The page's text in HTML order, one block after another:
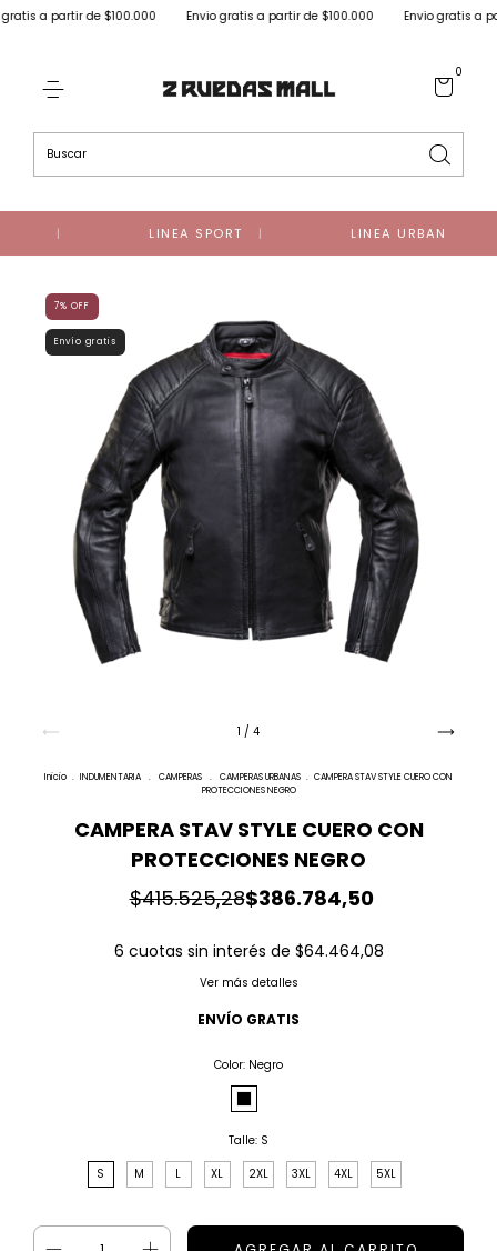
a partir de $100.000 Envio gratis a partir de $100.000 Envio gratis a
0
LINEA SPORT LINEA URBAN
7% OFF
Envío gratis
1 / 4
Inicio . INDUMENTARIA . CAMPERAS . CAMPERAS URBANAS . CAMPERA STAV STYLE CUERO CON
PROTECCIONES NEGRO
CAMPERA STAV STYLE CUERO CON
PROTECCIONES NEGRO
$386.784,50
$415.525,28
6 cuotas sin interés de $64.464,08
Ver más detalles
ENVÍO GRATIS
Color: Negro
Talle: S
S
M L XL 2XL 3XL 4XL 5XL